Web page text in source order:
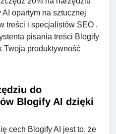
opartym na sztucznej
treści i specjalistów SEO .
pisania treści Blogify
Twoja produktywność
do
Blogify AI dzięki
cech Blogify AI jest to, że